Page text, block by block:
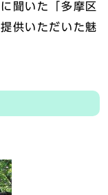
聞いた「多摩区
供いただいた魅